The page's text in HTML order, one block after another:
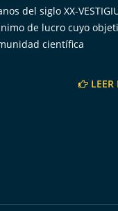
del siglo XX-
de lucro cuyo
científica
LEER